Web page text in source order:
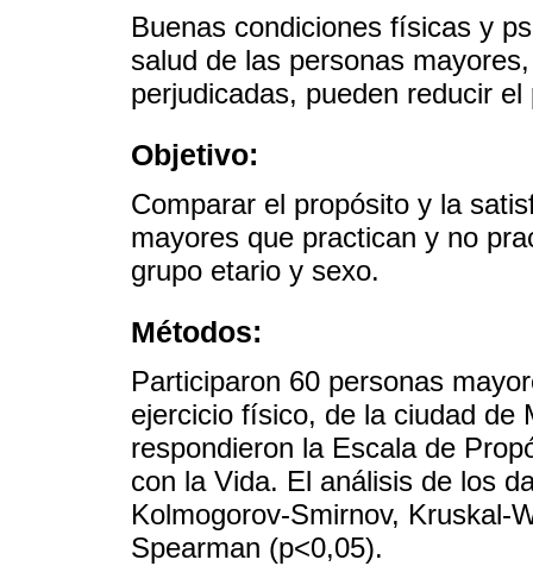
Buenas condiciones físicas y
salud de las personas
perjudicadas, pueden reducir
Objetivo:
Comparar el propósito y la
mayores que practican y no
grupo etario y sexo.
Métodos:
Participaron 60 personas
ejercicio físico, de la ciudad de
respondieron la Escala de
con la Vida. El análisis de los
Kolmogorov-Smirnov, Kruskal-
Spearman (p<0,05).